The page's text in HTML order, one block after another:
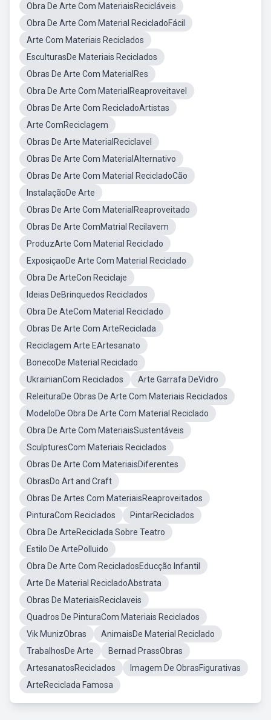
Obra De Arte Com MateriaisRecicláveis
Obra De Arte Com Material RecicladoFácil
Arte Com Materiais Reciclados
EsculturasDe Materiais Reciclados
Obras De Arte Com MaterialRes
Obra De Arte Com MaterialReaproveitavel
Obras De Arte Com RecicladoArtistas
Arte ComReciclagem
Obras De Arte MaterialReciclavel
Obras De Arte Com MaterialAlternativo
Obras De Arte Com Material RecicladoCão
InstalaçãoDe Arte
Obras De Arte Com MaterialReaproveitado
Obras De Arte ComMatrial Recilavem
ProduzArte Com Material Reciclado
ExposiçaoDe Arte Com Material Reciclado
Obra De ArteCon Reciclaje
Ideias DeBrinquedos Reciclados
Obra De AteCom Material Reciclado
Obras De Arte Com ArteReciclada
Reciclagem Arte EArtesanato
BonecoDe Material Reciclado
UkrainianCom Reciclados
Arte Garrafa DeVidro
ReleituraDe Obras De Arte Com Materiais Reciclados
ModeloDe Obra De Arte Com Material Reciclado
Obra De Arte Com MateriaisSustentáveis
SculpturesCom Materiais Reciclados
Obras De Arte Com MateriaisDiferentes
ObrasDo Art and Craft
Obras De Artes Com MateriaisReaproveitados
PinturaCom Reciclados
PintarReciclados
Obra De ArteReciclada Sobre Teatro
Estilo De ArtePolluido
Obra De Arte Com RecicladosEducção Infantil
Arte De Material RecicladoAbstrata
Obras De MateriaisReciclaveis
Quadros De PinturaCom Materiais Reciclados
Vik MunizObras
AnimaisDe Material Reciclado
TrabalhosDe Arte
Bernad PrassObras
ArtesanatosReciclados
Imagem De ObrasFigurativas
ArteReciclada Famosa